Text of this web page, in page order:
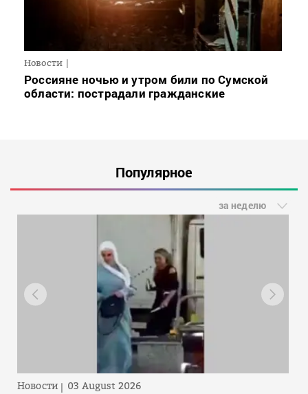
Новости
Россияне ночью и утром били по Сумской
области: пострадали гражданские
Популярное
за неделю
Новости 03 August 2026